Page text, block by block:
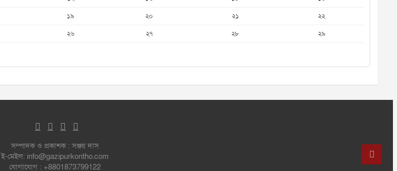
১৯ ২০ ২১
২২
২৬ ২৭ ২৮
২৯
সম্পাদক ও প্রকাশক : সঞ্জয় দাস
ই-মেইল: info@gazipurkontho.com
যোগাযোগ : +8801873799122